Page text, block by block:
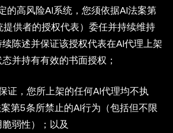
的高风险AI系统，您须依据AI法案第
供者的授权代表）委任并持续维持
陈述并保证该授权代表在AI代理上架
并持有有效的书面授权；
证，您所上架的任何AI代理均不执
第5条所禁止的AI行为（包括但不限
弱性）；以及